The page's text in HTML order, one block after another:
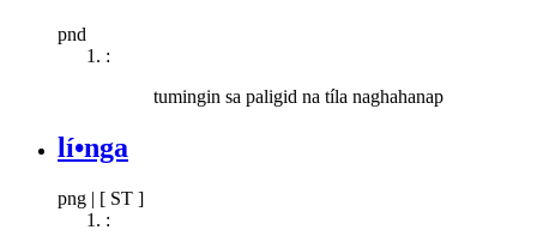
pnd
:
tumingin sa paligid na tíla naghahanap
lí•nga
png | [ ST ]
: